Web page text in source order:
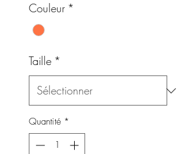
Couleur *
Taille *
Quantité *